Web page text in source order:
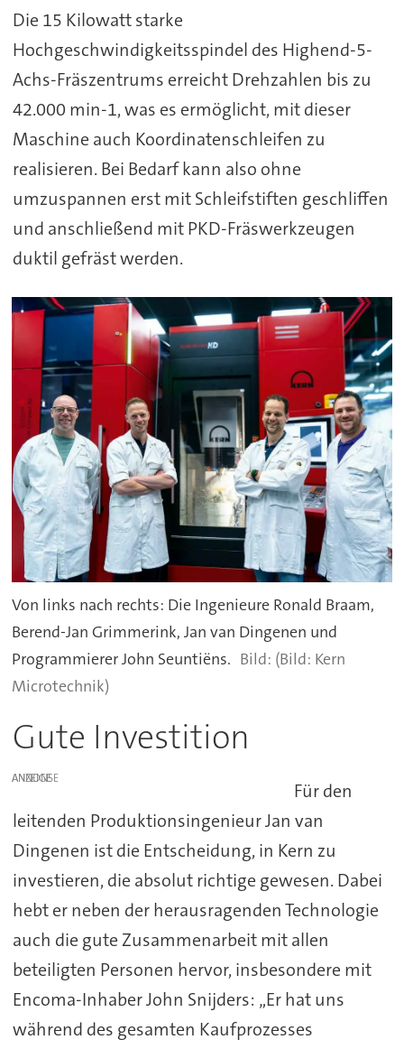
Die 15 Kilowatt starke
Hochgeschwindigkeitsspindel des Highend-5-
Achs-Fräszentrums erreicht Drehzahlen bis zu
42.000 min-1, was es ermöglicht, mit dieser
Maschine auch Koordinatenschleifen zu
realisieren. Bei Bedarf kann also ohne
umzuspannen erst mit Schleifstiften geschliffen
und anschließend mit PKD-Fräswerkzeugen
duktil gefräst werden.
Von links nach rechts: Die Ingenieure Ronald Braam,
Berend-Jan Grimmerink, Jan van Dingenen und
Programmierer John Seuntiëns.
(Bild: Kern
Microtechnik)
Gute Investition
ANZEIGE
Für den
leitenden Produktionsingenieur Jan van
Dingenen ist die Entscheidung, in Kern zu
investieren, die absolut richtige gewesen. Dabei
hebt er neben der herausragenden Technologie
auch die gute Zusammenarbeit mit allen
beteiligten Personen hervor, insbesondere mit
Encoma-Inhaber John Snijders: „Er hat uns
während des gesamten Kaufprozesses